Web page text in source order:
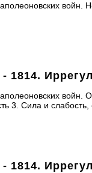
войн.
1814.
войн.
3. Сила и слабость,
1814.